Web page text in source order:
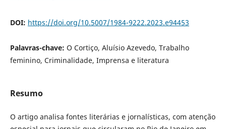
DOI: https://doi.org/10.5007/1984-9222.2023.e94453
Palavras-chave: O Cortiço, Aluísio Azevedo, Trabalho
feminino, Criminalidade, Imprensa e literatura
Resumo
O artigo analisa fontes literárias e jornalísticas, com atenção